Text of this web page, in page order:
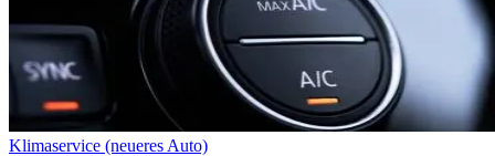
Klimaservice (neueres Auto)